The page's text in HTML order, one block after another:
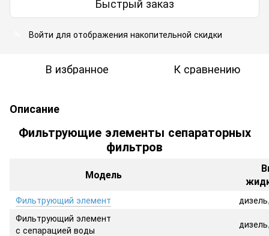
Войти для отображения накопительной скидки
В избранное К сравнению
Описание
Фильтрующие элементы сепараторных
фильтров
Модель
Фильтрующий элемент
Фильтрующий элемент
с сепарацией воды